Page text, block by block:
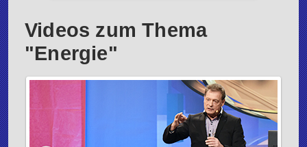
Videos zum Thema
"Energie"